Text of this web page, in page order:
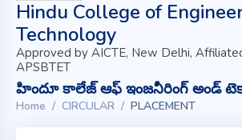
Hindu College of
Technology
Approved by AICTE, New Delhi,
APSBTET
హిందూ కాలేజ్ ఆఫ్ ఇంజనీరింగ్ అండ్
Home CIRCULAR PLACEMENT